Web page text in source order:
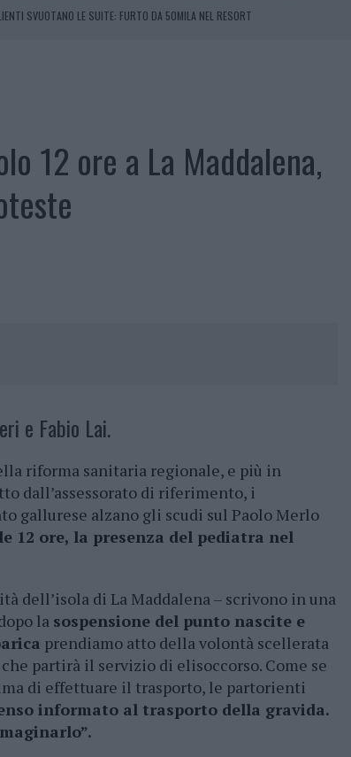
SOLE E CALDO TORNANO PROTAGONISTI
ACCOGLIENZA MINORI, ALBIERI: “EPISODI GRAVISSIMI”
12 ore a La Maddalena,
e Fabio Lai.
riforma sanitaria regionale, e più in
dall’assessorato di riferimento, i
gallurese alzano gli scudi sul Paolo Merlo
12 ore, la presenza del pediatra nel
dell’isola di La Maddalena – scrivono in una
la sospensione del punto nascite e
prendiamo atto della volontà scellerata
partirà il servizio di elisoccorso. Come se
di effettuare il trasporto, le partorienti
informato al trasporto della gravida.